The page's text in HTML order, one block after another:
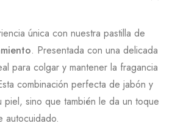
única con nuestra pastilla de
. Presentada con una delicada
para colgar y mantener la fragancia
combinación perfecta de jabón y
piel, sino que también le da un toque
autocuidado.